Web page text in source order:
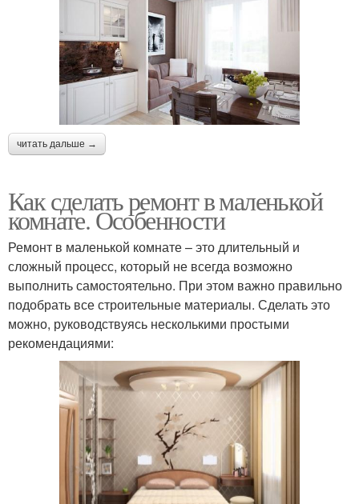
читать дальше →
Как сделать ремонт в маленькой
комнате. Особенности
Ремонт в маленькой комнате – это длительный и
сложный процесс, который не всегда возможно
выполнить самостоятельно. При этом важно правильно
подобрать все строительные материалы. Сделать это
можно, руководствуясь несколькими простыми
рекомендациями: